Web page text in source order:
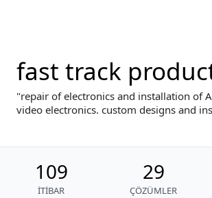
fast track
repair of electronics and installation of
video electronics. custom designs and
109
İTIBAR
29
ÇÖZÜMLER